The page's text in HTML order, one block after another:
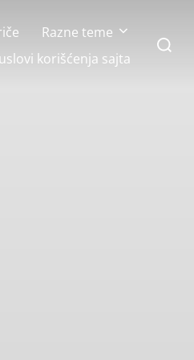
Razne teme
korišćenja sajta
Search